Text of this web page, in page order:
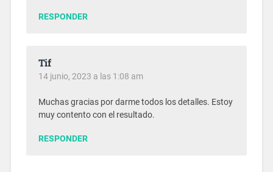
RESPONDER
Tif
14 junio, 2023 a las 1:08 am
Muchas gracias por darme todos los detalles. Estoy
muy contento con el resultado.
RESPONDER